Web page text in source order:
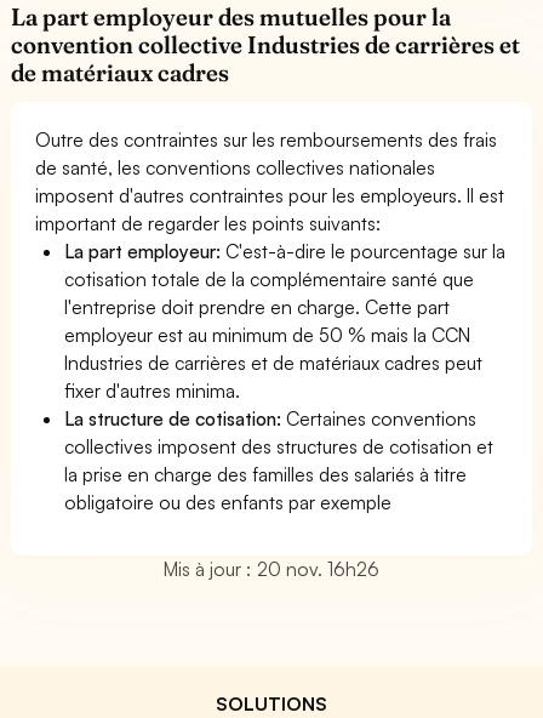
La part employeur des mutuelles pour la
convention collective Industries de carrières et
de matériaux cadres
Outre des contraintes sur les remboursements des frais
de santé, les conventions collectives nationales
imposent d'autres contraintes pour les employeurs. Il est
important de regarder les points suivants:
La part employeur: C'est-à-dire le pourcentage sur la
cotisation totale de la complémentaire santé que
l'entreprise doit prendre en charge. Cette part
employeur est au minimum de 50 % mais la CCN
Industries de carrières et de matériaux cadres peut
fixer d'autres minima.
La structure de cotisation: Certaines conventions
collectives imposent des structures de cotisation et
la prise en charge des familles des salariés à titre
obligatoire ou des enfants par exemple
Mis à jour : 20 nov. 16h26
SOLUTIONS